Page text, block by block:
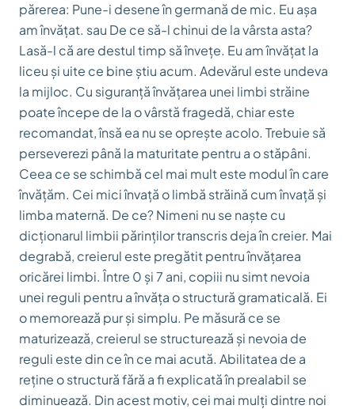
părerea: Pune-i desene în germană de mic. Eu așa
am învățat. sau De ce să-l chinui de la vârsta asta?
Lasă-l că are destul timp să învețe. Eu am învățat la
liceu și uite ce bine știu acum. Adevărul este undeva
la mijloc. Cu siguranță învățarea unei limbi străine
poate începe de la o vârstă fragedă, chiar este
recomandat, însă ea nu se oprește acolo. Trebuie să
perseverezi până la maturitate pentru a o stăpâni.
Ceea ce se schimbă cel mai mult este modul în care
învățăm. Cei mici învață o limbă străină cum învață și
limba maternă. De ce? Nimeni nu se naște cu
dicționarul limbii părințilortranscrisdeja în creier. Mai
degrabă, creierul este pregătitpentru învățarea
oricărei limbi. Între 0 și 7 ani, copiii nu simt nevoia
unei reguli pentru a învăța o structură gramaticală. Ei
o memorează pur și simplu. Pe măsură ce se
maturizează, creierul se structurează și nevoia de
reguli este din ce în ce mai acută. Abilitatea de a
reține o structură fără a fi explicată în prealabil se
diminuează. Din acest motiv, cei mai mulți dintre noi